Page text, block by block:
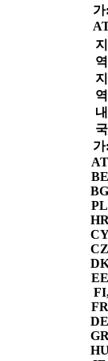
가:
지
역
지
역
내
국
가: